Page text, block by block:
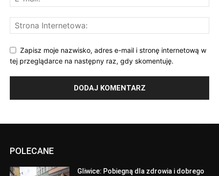
Zapisz moje nazwisko, adres e-mail i stronę internetową w
tej przeglądarce na następny raz, gdy skomentuję.
POLECANE
Gliwice: Pobiegną dla zdrowia i dobrego